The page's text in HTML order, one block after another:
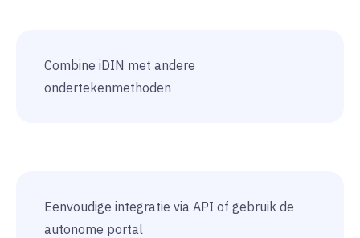
Combine iDIN met andere
ondertekenmethoden
Eenvoudige integratie via API of gebruik de
autonome portal